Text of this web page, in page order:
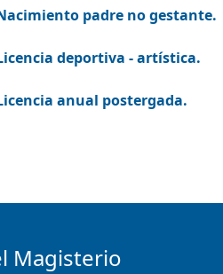
padre no gestante.
deportiva - artística.
anual postergada.
Magisterio